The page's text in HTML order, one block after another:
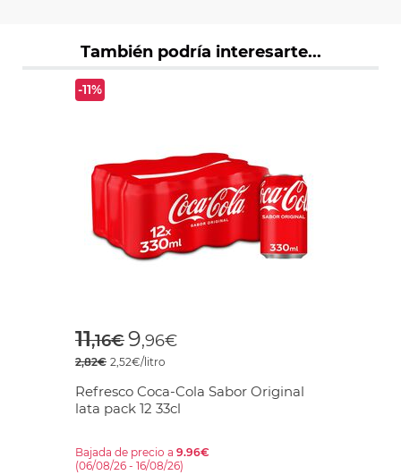
También podría interesarte...
-11%
Price reduced from
11,16€to
9,96€
2,82€ 2,52€/litro
Refresco Coca-Cola Sabor Original
lata pack 12 33cl
Bajada de precio a 9.96€
(06/08/26 - 16/08/26)